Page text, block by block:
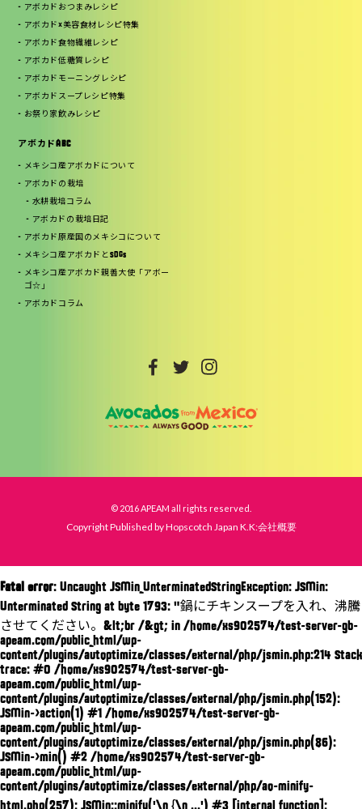
アボカドおつまみレシピ
アボカド×美容食材レシピ特集
アボカド食物繊維レシピ
アボカド低糖質レシピ
アボカドモーニングレシピ
アボカドスープレシピ特集
お祭り家飲みレシピ
アボカドABC
メキシコ産アボカドについて
アボカドの栽培
水耕栽培コラム
アボカドの栽培日記
アボカド原産国のメキシコについて
メキシコ産アボカドとSDGs
メキシコ産アボカド親善大使「アボー
ゴ☆」
アボカドコラム
© 2016 APEAM all rights reserved.
Copyright Published by Hopscotch Japan K.K:会社概要
Fatal error: Uncaught JSMin_UnterminatedStringException: JSMin:
Unterminated String at byte 1793: "鍋にチキンスープを入れ、沸騰
させてください。&lt;br /&gt; in /home/xs902574/test-server-gb-
apeam.com/public_html/wp-
content/plugins/autoptimize/classes/external/php/jsmin.php:214 Stack
trace: #0 /home/xs902574/test-server-gb-
apeam.com/public_html/wp-
content/plugins/autoptimize/classes/external/php/jsmin.php(152):
JSMin->action(1) #1 /home/xs902574/test-server-gb-
apeam.com/public_html/wp-
content/plugins/autoptimize/classes/external/php/jsmin.php(86):
JSMin->min() #2 /home/xs902574/test-server-gb-
apeam.com/public_html/wp-
content/plugins/autoptimize/classes/external/php/ao-minify-
html.php(257): JSMin::minify('\n {\n ...') #3 [internal function]: